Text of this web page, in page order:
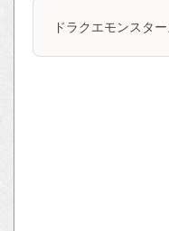
ドラクエモンスタ